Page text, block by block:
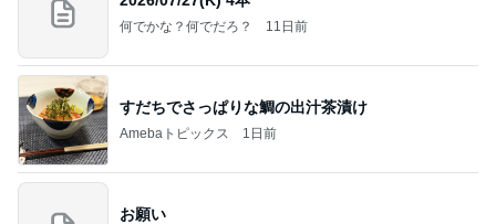
何でかな？何でだろ？ 11日前
すだちでさっぱりな鯛の出汁茶漬け
Amebaトピックス 1日前
お願い